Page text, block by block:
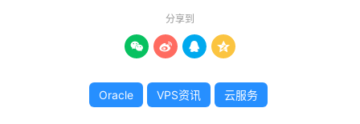
分享到
   
Oracle VPS资讯 云服务